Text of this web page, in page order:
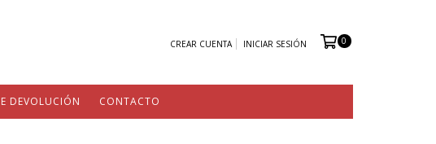
CREAR CUENTA INICIAR SESIÓN 0
DEVOLUCIÓN CONTACTO